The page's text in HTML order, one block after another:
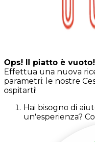
Ops! Il piatto è
Effettua una nuova
parametri: le nostre
ospitarti!
Hai bisogno di
un'esperienza?